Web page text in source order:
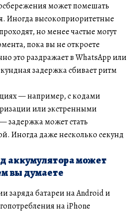
может помешать
Иногда высокоприоритетные
но менее частые могут
пока вы не откроете
это раздражает в WhatsApp или
задержка сбивает ритм
— например, с кодами
или экстренными
задержка может стать
Иногда даже несколько секунд
аккумулятора может
вы думаете
заряда батареи на Android и
на iPhone